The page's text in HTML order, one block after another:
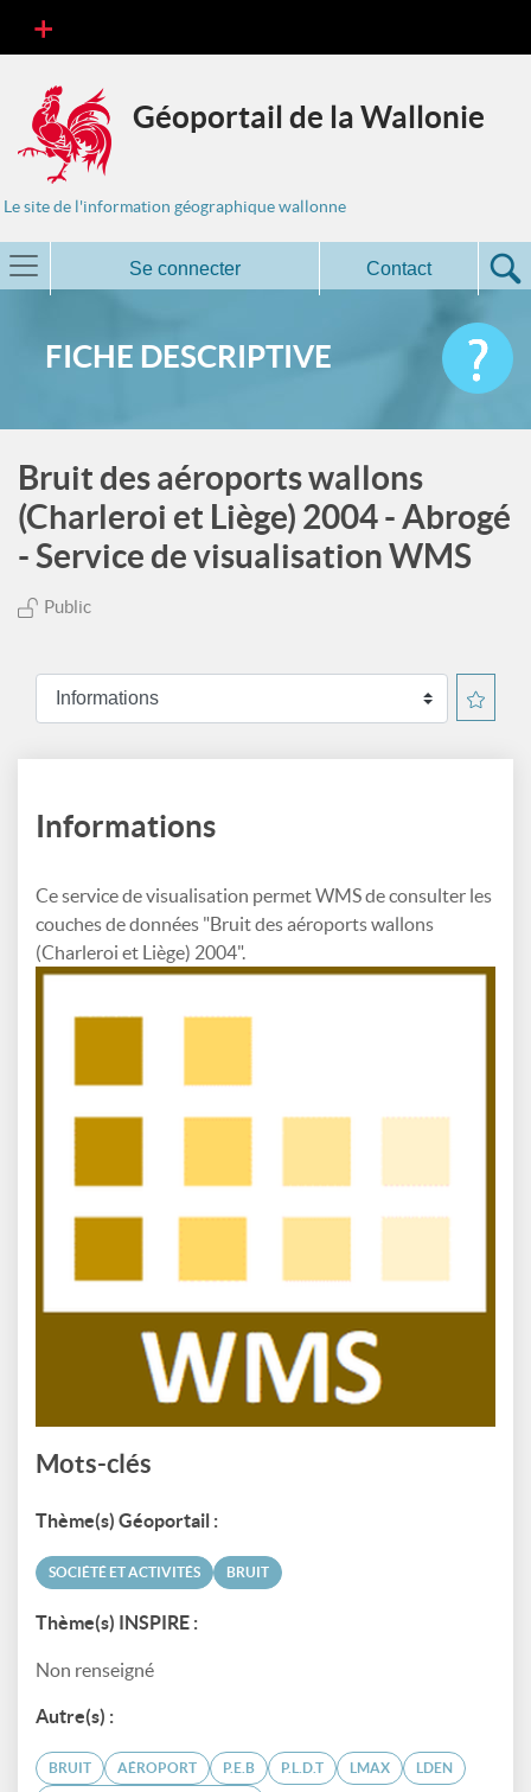
Géoportail de la Wallonie
Le site de l'information géographique wallonne
Se connecter Contact
FICHE DESCRIPTIVE
Bruit des aéroports wallons
(Charleroi et Liège) 2004 - Abrogé
- Service de visualisation WMS
Public
Informations
Ce service de visualisation permet WMS de consulter les
couches de données "Bruit des aéroports wallons
(Charleroi et Liège) 2004".
Mots-clés
Thème(s) Géoportail :
SOCIÉTÉ ET ACTIVITÉS BRUIT
Thème(s) INSPIRE :
Non renseigné
Autre(s) :
BRUIT AÉROPORT P.E.B P.L.D.T LMAX LDEN